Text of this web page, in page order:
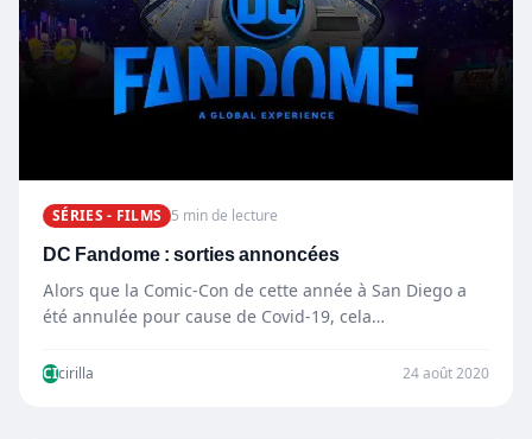
SÉRIES - FILMS 5 min de lecture
DC Fandome : sorties annoncées
Alors que la Comic-Con de cette année à San Diego a
été annulée pour cause de Covid-19, cela…
CIcirilla 24 août 2020